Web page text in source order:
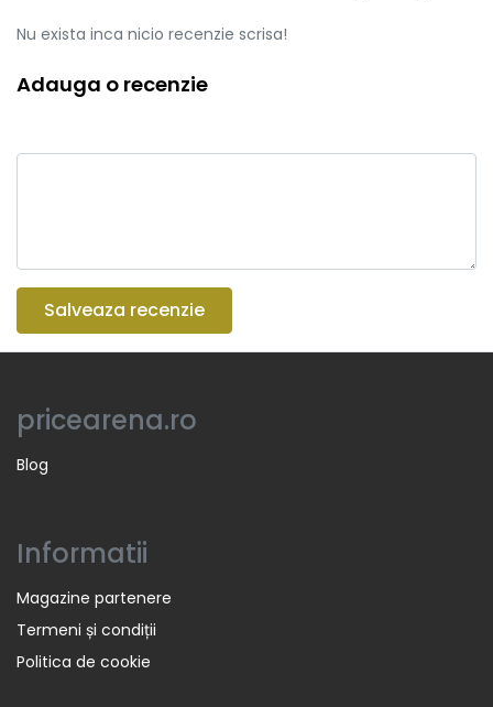
Nu exista inca nicio recenzie scrisa!
Adauga o recenzie
Salveaza recenzie
pricearena.ro
Blog
Informatii
Magazine partenere
Termeni și condiții
Politica de cookie